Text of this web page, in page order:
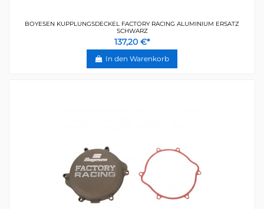
BOYESEN KUPPLUNGSDECKEL FACTORY RACING ALUMINIUM ERSATZ
SCHWARZ
137,20 €*
In den Warenkorb